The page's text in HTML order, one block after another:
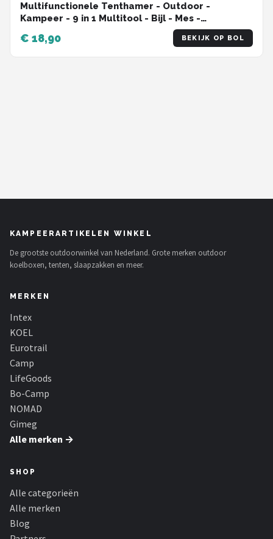
Multifunctionele Tenthamer - Outdoor -
Kampeer - 9 in 1 Multitool - Bijl - Mes -
Schroevendraaier - Campingaccessoires
€ 18,90 BEKIJK OP BOL
KAMPEERARTIKELEN WINKEL
De grootste outdoorwinkel van Nederland. Grote merken outdoor
koelboxen, tenten, slaapzakken en meer.
MERKEN
Intex
KOEL
Eurotrail
Camp
LifeGoods
Bo-Camp
NOMAD
Gimeg
Alle merken →
SHOP
Alle categorieën
Alle merken
Blog